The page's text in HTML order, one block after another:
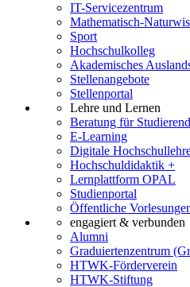
IT-Servicezentrum
Mathematisch-
Sport
Hochschulkolleg
Akademisches
Stellenangebote
Stellenportal
Lehre und Lernen
Beratung für
E-Learning
Digitale
Hochschuldidaktik +
Lernplattform OPAL
Studienportal
Öffentliche
engagiert & verbunden
Alumni
Graduiertenzentrum
HTWK-Förderverein
HTWK-Stiftung